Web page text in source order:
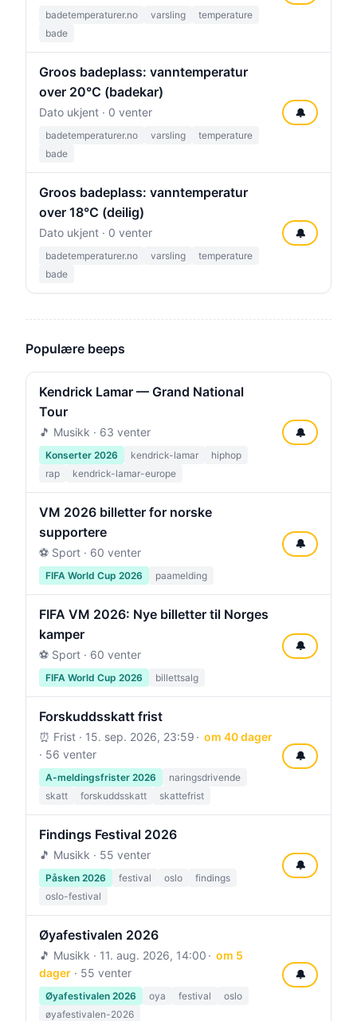
badetemperaturer.no varsling
temperature
bade
Groos badeplass: vanntemperatur
over 20°C (badekar)
Dato ukjent · 0 venter
badetemperaturer.no varsling
temperature
bade
🔔
Groos badeplass: vanntemperatur
over 18°C (deilig)
Dato ukjent · 0 venter
badetemperaturer.no varsling
temperature
bade
🔔
Populære beeps
Kendrick Lamar — Grand National
Tour
🎵 Musikk · 63 venter
Konserter 2026 kendrick-lamar
hiphop
rap
kendrick-lamar-europe
🔔
VM 2026 billetter for norske
supportere
⚽ Sport · 60 venter
FIFA World Cup 2026 paamelding
🔔
FIFA VM 2026: Nye billetter til Norges
kamper
⚽ Sport · 60 venter
FIFA World Cup 2026 billettsalg
🔔
Forskuddsskatt frist
⏰ Frist · 15. sep. 2026, 23:59
om 40 dager
· 56 venter
A-meldingsfrister 2026
naringsdrivende
skatt
forskuddsskatt skattefrist
🔔
Findings Festival 2026
🎵 Musikk · 55 venter
Påsken 2026 festival oslo
findings
oslo-festival
🔔
Øyafestivalen 2026
🎵 Musikk · 11. aug. 2026, 14:00
om 5
dager · 55 venter
Øyafestivalen 2026 oya festival
oslo
øyafestivalen-2026
🔔